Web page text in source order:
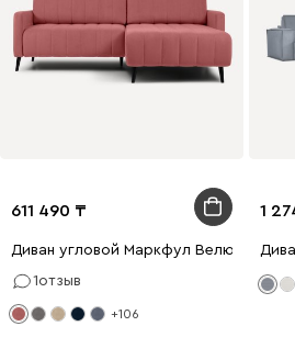
611 490
Диван угловой Маркфул Велюр
1отзыв
+106
1